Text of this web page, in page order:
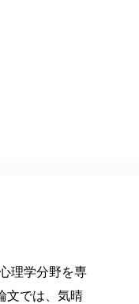
理学分野を専
文では、気晴